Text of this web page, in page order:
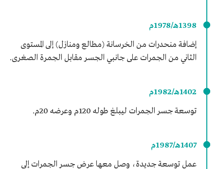
1398هـ/1978م
إضافة منحدرات من الخرسانة (مطالع ومنازل) إلى المستوى
الثاني من الجمرات على جانبي الجسر مقابل الجمرة الصغرى.
1402هـ/1982م
توسعة جسر الجمرات ليبلغ طوله 120م وعرضه 20م.
1407هـ/1987م
عمل توسعة جديدة، وصل معها عرض جسر الجمرات إلى